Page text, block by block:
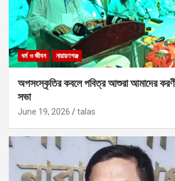
ধর্ম ও জীবন নারায়ণগঞ্জ
অপসংস্কৃতির কবলে পবিত্র আশুরা আমাদের
সভা
June 19, 2026 talas